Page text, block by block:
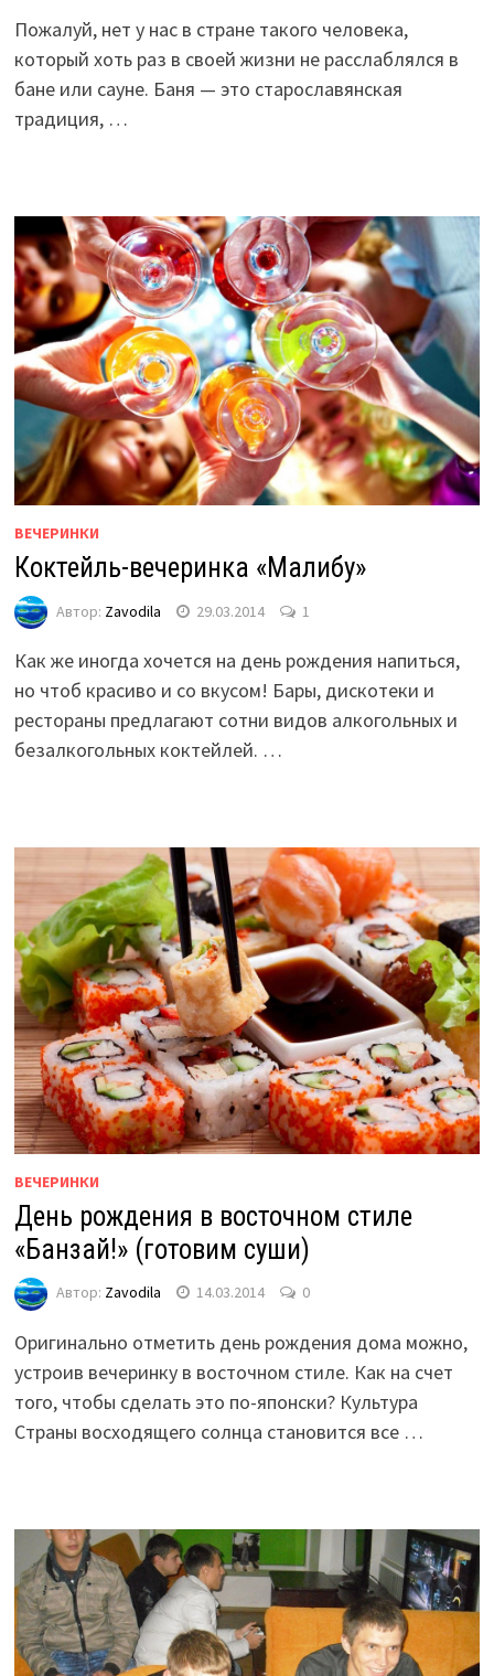
Пожалуй, нет у нас в стране такого человека,
который хоть раз в своей жизни не расслаблялся в
бане или сауне. Баня — это старославянская
традиция, …
ВЕЧЕРИНКИ
Коктейль-вечеринка «Малибу»
Автор: Zavodila 29.03.2014 1
Как же иногда хочется на день рождения напиться,
но чтоб красиво и со вкусом! Бары, дискотеки и
рестораны предлагают сотни видов алкогольных и
безалкогольных коктейлей. …
ВЕЧЕРИНКИ
День рождения в восточном стиле
«Банзай!» (готовим суши)
Автор: Zavodila 14.03.2014 0
Оригинально отметить день рождения дома можно,
устроив вечеринку в восточном стиле. Как на счет
того, чтобы сделать это по-японски? Культура
Страны восходящего солнца становится все …